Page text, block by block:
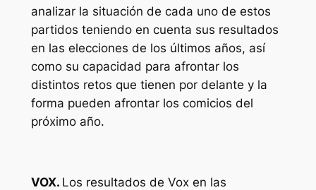
analizar la situación de cada uno de estos
partidos teniendo en cuenta sus resultados
en las elecciones de los últimos años, así
como su capacidad para afrontar los
distintos retos que tienen por delante y la
forma pueden afrontar los comicios del
próximo año.
VOX. Los resultados de Vox en las